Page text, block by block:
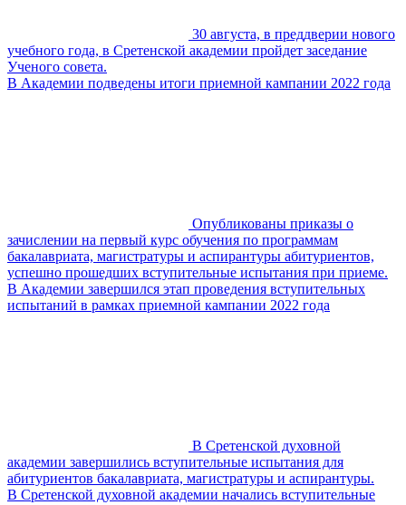
30 августа, в преддверии нового
учебного года, в Сретенской академии пройдет заседание
Ученого совета.
В Академии подведены итоги приемной кампании 2022 года
Опубликованы приказы о
зачислении на первый курс обучения по программам
бакалавриата, магистратуры и аспирантуры абитуриентов,
успешно прошедших вступительные испытания при приеме.
В Академии завершился этап проведения вступительных
испытаний в рамках приемной кампании 2022 года
В Сретенской духовной
академии завершились вступительные испытания для
абитуриентов бакалавриата, магистратуры и аспирантуры.
В Сретенской духовной академии начались вступительные